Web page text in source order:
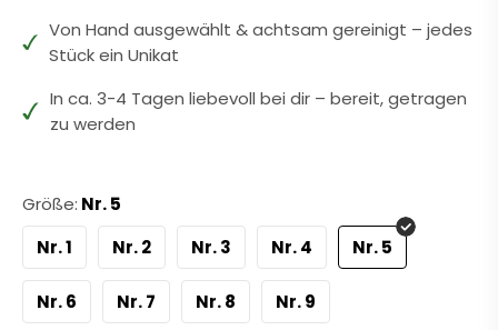
Von Hand ausgewählt & achtsam gereinigt – jedes
Stück ein Unikat
In ca. 3-4 Tagen liebevoll bei dir – bereit, getragen
zu werden
Größe: Nr. 5
Nr. 1
Nr. 2 Nr. 3 Nr. 4 Nr. 5
Nr. 6 Nr. 7 Nr. 8 Nr. 9